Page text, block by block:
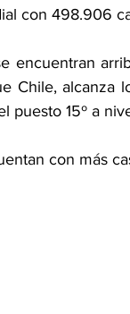
con 498.906
encuentran
Chile, alcanza
puesto 15º a
con más